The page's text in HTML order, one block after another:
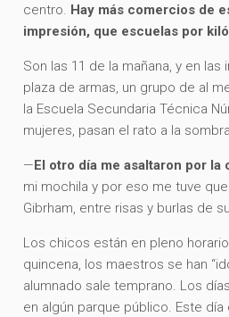
centro. Hay más comercios de
impresión, que escuelas por
Son las 11 de la mañana, y en
plaza de armas, un grupo de al
la Escuela Secundaria Técnica
mujeres, pasan el rato a la
—El otro día me asaltaron por la
mi mochila y por eso me tuve
Gibrham, entre risas y burlas de
Los chicos están en pleno
quincena, los maestros se han
alumnado sale temprano. Los
en algún parque público. Este